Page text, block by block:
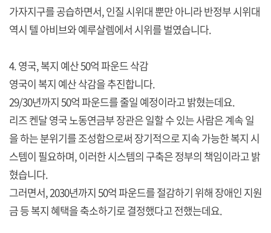
가자지구를 공습하면서, 인질 시위대 뿐만 아니라 반정부 시위대
역시 텔 아비브와 예루살렘에서 시위를 벌였습니다.
4. 영국, 복지 예산 50억 파운드 삭감
영국이 복지 예산 삭감을 추진합니다.
29/30년까지 50억 파운드를 줄일 예정이라고 밝혔는데요.
리즈 켄달 영국 노동연금부 장관은 일할 수 있는 사람은 계속 일
을 하는 분위기를 조성함으로써 장기적으로 지속 가능한 복지 시
스템이 필요하며, 이러한 시스템의 구축은 정부의 책임이라고 밝
혔습니다.
그러면서, 2030년까지 50억 파운드를 절감하기 위해 장애인 지원
금 등 복지 혜택을 축소하기로 결정했다고 전했는데요.